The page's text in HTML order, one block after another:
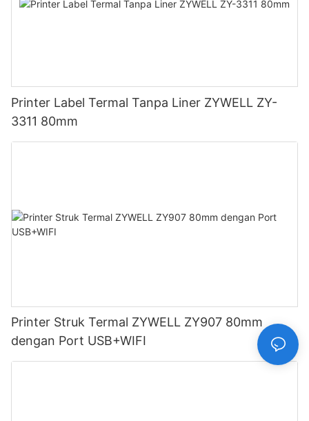
Printer Label Termal Tanpa Liner ZYWELL ZY-
3311 80mm
Printer Struk Termal ZYWELL ZY907 80mm
dengan Port USB+WIFI